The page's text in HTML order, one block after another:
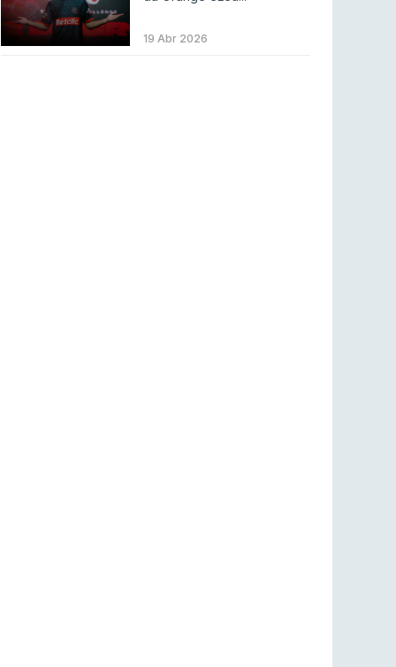
BLAST Bounty S2 na RTP Arena: Regressa o
melhor Counter-Strike
19 Abr 2026